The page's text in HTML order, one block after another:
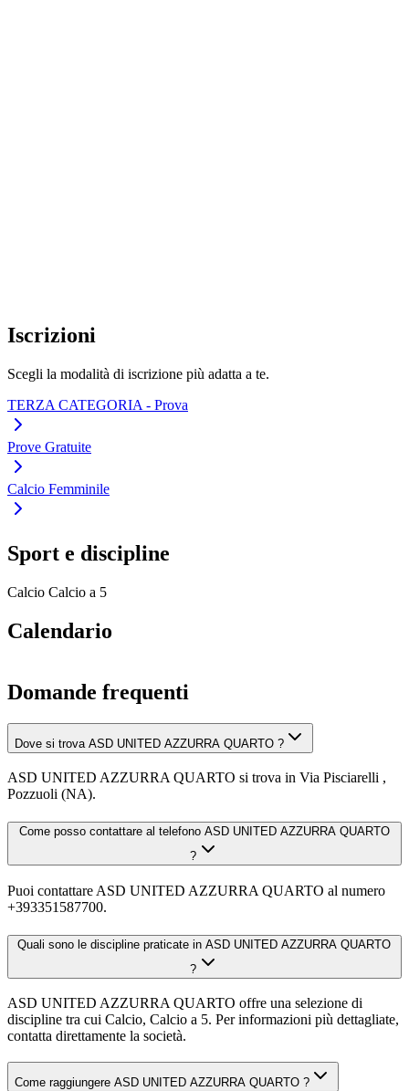
Iscrizioni
Scegli la modalità di iscrizione più adatta a te.
TERZA CATEGORIA - Prova
Prove Gratuite
Calcio Femminile
Sport e discipline
Calcio Calcio a 5
Calendario
Domande frequenti
Dove si trova ASD UNITED AZZURRA QUARTO ?
ASD UNITED AZZURRA QUARTO si trova in Via Pisciarelli ,
Pozzuoli (NA).
Come posso contattare al telefono ASD UNITED AZZURRA QUARTO
?
Puoi contattare ASD UNITED AZZURRA QUARTO al numero
+393351587700.
Quali sono le discipline praticate in ASD UNITED AZZURRA QUARTO
?
ASD UNITED AZZURRA QUARTO offre una selezione di
discipline tra cui Calcio, Calcio a 5. Per informazioni più dettagliate,
contatta direttamente la società.
Come raggiungere ASD UNITED AZZURRA QUARTO ?